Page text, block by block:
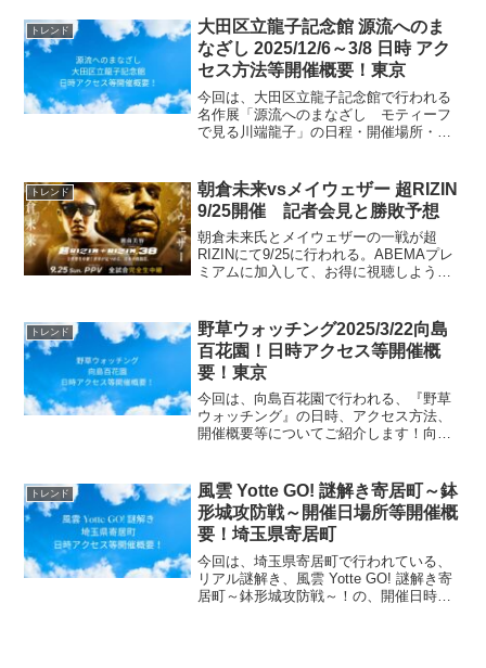
できるしあわせ……！！東京に来て積極
的に時間潰したいときはぜ...
トレンド
大田区立龍子記念館 源流へのま
なざし 2025/12/6～3/8 日時 アク
セス方法等開催概要！東京
今回は、大田区立龍子記念館で行われる
名作展「源流へのまなざし モティーフ
で見る川端龍子」の日程・開催場所・ア
「古典的モティーフ」と「現実のモデ
ル」という2つの視点で表現の...
トレンド
朝倉未来vsメイウェザー 超RIZIN
9/25開催 記者会見と勝敗予想
朝倉未来氏とメイウェザーの一戦が超
RIZINにて9/25に行われる。ABEMAプレ
ミアムに加入して、お得に視聴しよう。
トレンド
野草ウォッチング2025/3/22向島
百花園！日時アクセス等開催概
要！東京
今回は、向島百花園で行われる、『野草
ウォッチング』の日時、アクセス方法、
開催概要等についてご紹介します！向島
{b.MoshimoAffilia...
トレンド
風雲 Yotte GO! 謎解き寄居町～鉢
形城攻防戦～開催日場所等開催概
要！埼玉県寄居町
今回は、埼玉県寄居町で行われている、
リアル謎解き、風雲 Yotte GO! 謎解き寄
居町～鉢形城攻防戦～！の、開催日時や